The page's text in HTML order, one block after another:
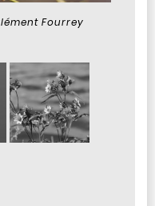
Fourrey